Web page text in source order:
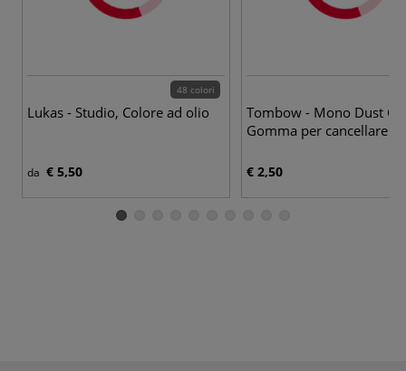
48 colori
Lukas - Studio, Colore ad olio
da € 5,50
Tombow - Mono Dust
Gomma per cancellare
€ 2,50